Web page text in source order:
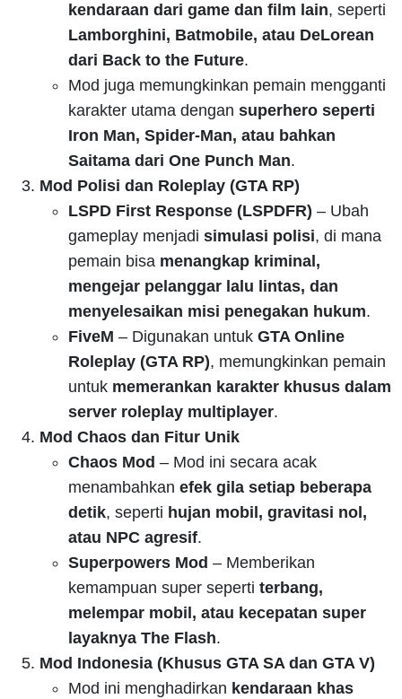
kendaraan dari game dan film lain, seperti
Lamborghini, Batmobile, atau DeLorean
dari Back to the Future.
Mod juga memungkinkan pemain mengganti
karakter utama dengan superhero seperti
Iron Man, Spider-Man, atau bahkan
Saitama dari One Punch Man.
Mod Polisi dan Roleplay (GTA RP)
LSPD First Response (LSPDFR) – Ubah
gameplay menjadi simulasi polisi, di mana
pemain bisa menangkap kriminal,
mengejar pelanggar lalu lintas, dan
menyelesaikan misi penegakan hukum.
FiveM – Digunakan untuk GTA Online
Roleplay (GTA RP), memungkinkan pemain
untuk memerankan karakter khusus dalam
server roleplay multiplayer.
Mod Chaos dan Fitur Unik
Chaos Mod – Mod ini secara acak
menambahkan efek gila setiap beberapa
detik, seperti hujan mobil, gravitasi nol,
atau NPC agresif.
Superpowers Mod – Memberikan
kemampuan super seperti terbang,
melempar mobil, atau kecepatan super
layaknya The Flash.
Mod Indonesia (Khusus GTA SA dan GTA V)
Mod ini menghadirkan kendaraan khas